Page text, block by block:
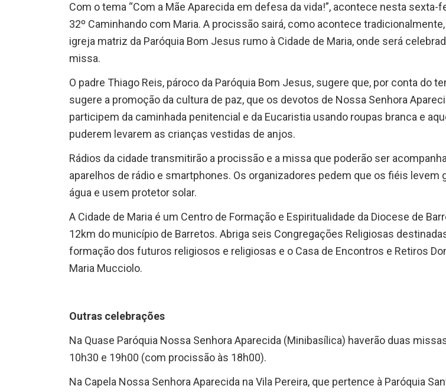
Com o tema “Com a Mãe Aparecida em defesa da vida!”, acontece nesta sexta-
32º Caminhando com Maria. A procissão sairá, como acontece
igreja matriz da Paróquia Bom Jesus rumo à Cidade de Maria, onde será
missa.
O padre Thiago Reis, pároco da Paróquia Bom Jesus, sugere que, por conta do
sugere a promoção da cultura de paz, que os devotos de Nossa Senhora
participem da caminhada penitencial e da Eucaristia usando roupas branca e
puderem levarem as crianças vestidas de anjos.
Rádios da cidade transmitirão a procissão e a missa que poderão ser
aparelhos de rádio e smartphones. Os organizadores pedem que os fiéis levem
água e usem protetor solar.
A Cidade de Maria é um Centro de Formação e Espiritualidade da Diocese de
12km do município de Barretos. Abriga seis Congregações Religiosas
formação dos futuros religiosos e religiosas e o Casa de Encontros e Retiros
Maria Mucciolo.
Outras celebrações
Na Quase Paróquia Nossa Senhora Aparecida (Minibasílica) haverão duas
10h30 e 19h00 (com procissão às 18h00).
Na Capela Nossa Senhora Aparecida na Vila Pereira, que pertence à Paróquia